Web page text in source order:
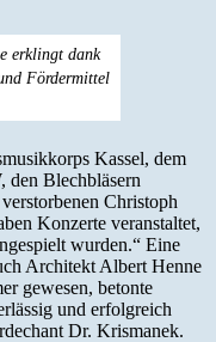
erklingt dank
Fördermittel
Kassel, dem
den Blechbläsern
Christoph
Konzerte veranstaltet,
wurden.“ Eine
Architekt Albert Henne
gewesen, betonte
und erfolgreich
Dr. Krismanek.